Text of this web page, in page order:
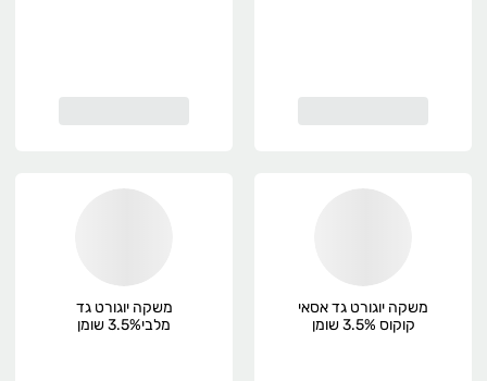
משקה יוגורט גד אסאי
קוקוס 3.5% שומן
משקה יוגורט גד
מלבי3.5% שומן